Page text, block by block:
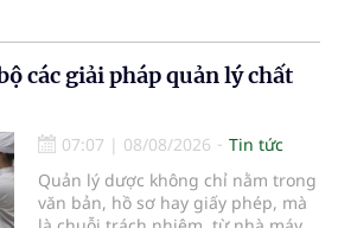
các giải pháp quản lý chất
07:07 | 08/08/2026
Tin tức
Quản lý dược không chỉ nằm trong
văn bản, hồ sơ hay giấy phép, mà